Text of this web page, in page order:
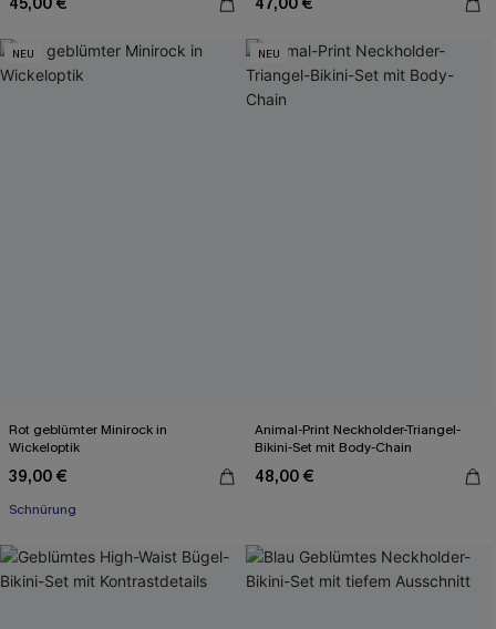
NEU
Rot geblümter Minirock in
Wickeloptik
39,00 €
Schnürung
NEU
Animal-Print Neckholder-Triangel-
Bikini-Set mit Body-Chain
48,00 €